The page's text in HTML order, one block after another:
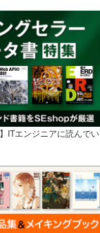
ITエンジニアに読んでい